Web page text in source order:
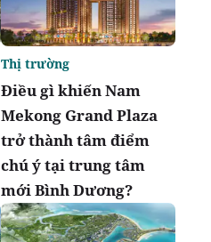
Điều gì khiến Nam
Mekong Grand Plaza
trở thành tâm điểm
chú ý tại trung tâm
mới Bình Dương?
Thị trường